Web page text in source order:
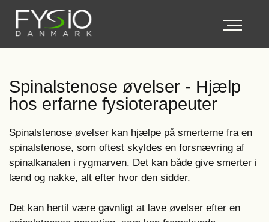
Spinalstenose øvelser - Hjælp
hos erfarne fysioterapeuter
Spinalstenose øvelser kan hjælpe på smerterne fra en
spinalstenose, som oftest skyldes en forsnævring af
spinalkanalen i rygmarven. Det kan både give smerter i
lænd og nakke, alt efter hvor den sidder.
Det kan hertil være gavnligt at lave øvelser efter en